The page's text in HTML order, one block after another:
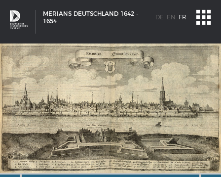
MERIANS DEUTSCHLAND 1642 -
1654
DE EN FR